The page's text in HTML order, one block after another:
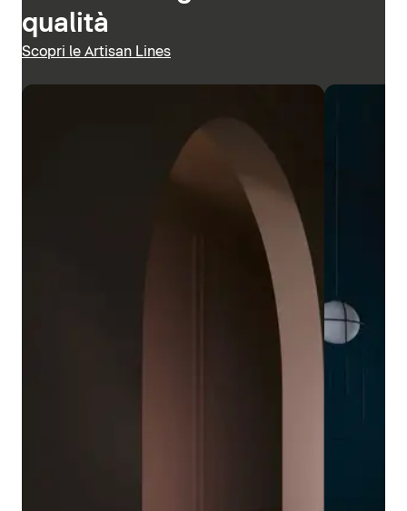
qualità
Scopri le Artisan Lines